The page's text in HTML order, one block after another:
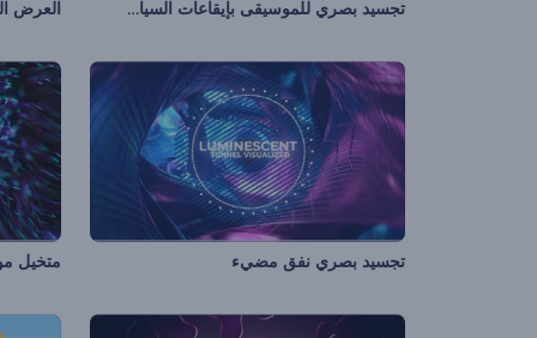
تجسيد بصري للموسيقى بإيقاعات السيارة العرض
تجسيد بصري نفق مضيء متخيل